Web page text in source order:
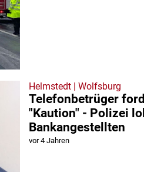
Helmstedt | Wolfsburg
Telefonbetrüger
"Kaution" - Polizei
Bankangestellten
vor 4 Jahren